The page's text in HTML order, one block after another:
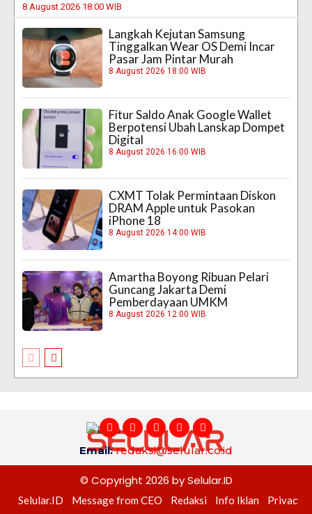
8 August 2026 18:00 WIB
Langkah Kejutan Samsung
Tinggalkan Wear OS Demi Incar
Pasar Jam Pintar Murah
8 August 2026 18:00 WIB
Fitur Saldo Anak Google Wallet
Berpotensi Ubah Lanskap Dompet
Digital
8 August 2026 16:00 WIB
CXMT Tolak Permintaan Diskon
DRAM Apple untuk Pasokan
iPhone 18
8 August 2026 14:00 WIB
Amartha Boyong Ribuan Pelari
Guncang Jakarta Demi
Pemberdayaan UMKM
8 August 2026 12:00 WIB
Email:redaksi@selular.co.id
© Copyright 2026 by Selular.ID
Selular.ID Message from CEO Redaksi Info Iklan Privacy